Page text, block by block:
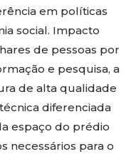
em políticas
social. Impacto
de pessoas por
e pesquisa, a
de alta qualidade
diferenciada
espaço do prédio
necessários para o